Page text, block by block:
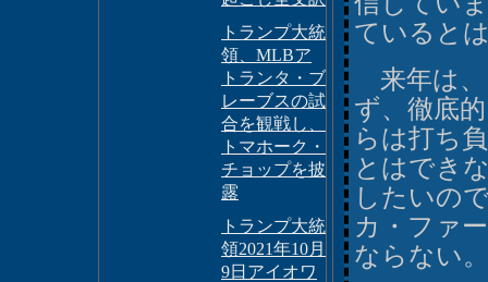
トランプ大統
領、MLBア
トランタ・ブ
レーブスの試
合を観戦し、
トマホーク・
チョップを披
露
トランプ大統
領2021年10月
9日アイオワ
ていると
来年は、
ず、徹底
らは打ち
とはでき
したいの
カ・ファ
ならない